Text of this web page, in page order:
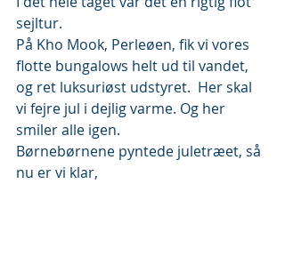
sejltur.
På Kho Mook, Perleøen, fik vi vores
flotte bungalows helt ud til vandet,
og ret luksuriøst udstyret.  Her skal
vi fejre jul i dejlig varme. Og her
smiler alle igen.
Børnebørnene pyntede juletræet, så
nu er vi klar,